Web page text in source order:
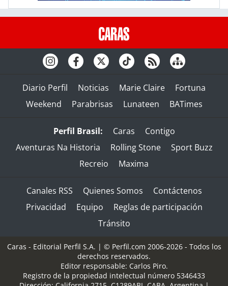
Diario Perfil Noticias Marie Claire
Fortuna
Weekend
Parabrisas Lunateen BATimes
Perfil Brasil: Caras
Contigo
Aventuras Na Historia
Rolling Stone
Sport Buzz
Recreio
Maxima
Canales RSS Quienes Somos
Contáctenos
Privacidad
Equipo
Reglas de participación
Tránsito
Caras - Editorial Perfil S.A. | © Perfil.com 2006-2026 - Todos los
derechos reservados.
Editor responsable: Carlos Piro.
Registro de la propiedad intelectual número 5346433